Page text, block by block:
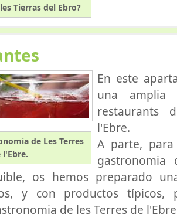
Tierras del Ebro?
de Les Terres
l'Ebre.
En este
una amplia
restaurants
l'Ebre.
A parte,
os hemos preparado
y con productos típicos,
de les Terres de